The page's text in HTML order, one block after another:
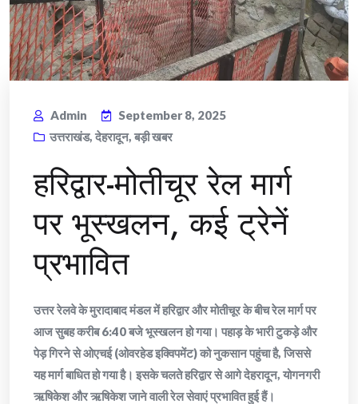
Admin
September 8, 2025
उत्तराखंड, देहरादून, बड़ी खबर
हरिद्वार-मोतीचूर रेल मार्ग
पर भूस्खलन, कई ट्रेनें
प्रभावित
उत्तर रेलवे के मुरादाबाद मंडल में हरिद्वार और मोतीचूर के बीच रेल मार्ग पर
आज सुबह करीब 6:40 बजे भूस्खलन हो गया। पहाड़ के भारी टुकड़े और
पेड़ गिरने से ओएचई (ओवरहेड इक्विपमेंट) को नुकसान पहुंचा है, जिससे
यह मार्ग बाधित हो गया है। इसके चलते हरिद्वार से आगे देहरादून, योगनगरी
ऋषिकेश और ऋषिकेश जाने वाली रेल सेवाएं प्रभावित हुई हैं।